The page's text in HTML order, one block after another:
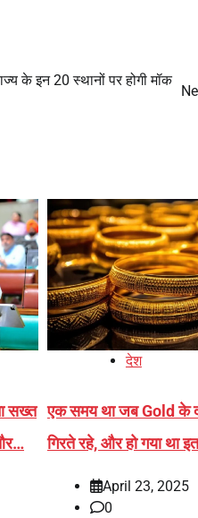
के इन 20 स्थानों पर होगी मॉक
सख्‍त
देश
एक समय था जब Gold के
गिरते रहे, और हो गया था
April 23, 2025
0